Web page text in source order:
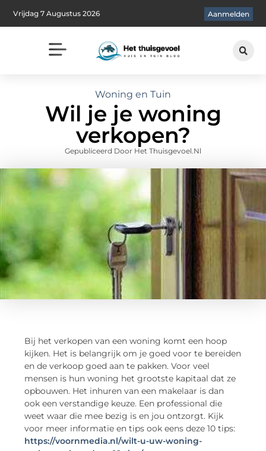
Vrijdag 7 Augustus 2026 Aanmelden
Woning en Tuin
Wil je je woning
verkopen?
Gepubliceerd Door Het Thuisgevoel.nl
Bij het verkopen van een woning komt een hoop
kijken. Het is belangrijk om je goed voor te bereiden
en de verkoop goed aan te pakken. Voor veel
mensen is hun woning het grootste kapitaal dat ze
opbouwen. Het inhuren van een makelaar is dan
ook een verstandige keuze. Een professional die
weet waar die mee bezig is en jou ontzorgt. Kijk
voor meer informatie en tips ook eens deze 10 tips:
https://voornmedia.nl/wilt-u-uw-woning-